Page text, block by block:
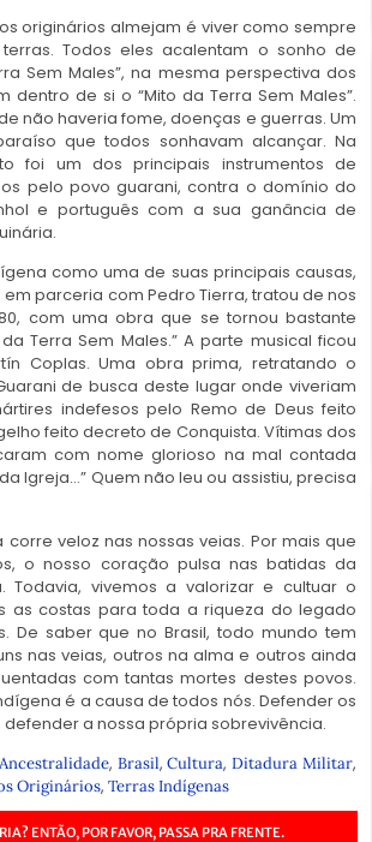
originários almejam é viver como sempre
Todos eles acalentam o sonho de
Sem Males”, na mesma perspectiva dos
dentro de si o “Mito da Terra Sem Males”.
não haveria fome, doenças e guerras. Um
que todos sonhavam alcançar. Na
foi um dos principais instrumentos de
pelo povo guarani, contra o domínio do
e português com a sua ganância de
como uma de suas principais causas,
parceria com Pedro Tierra, tratou de nos
com uma obra que se tornou bastante
Terra Sem Males.” A parte musical ficou
Coplas. Uma obra prima, retratando o
de busca deste lugar onde viveriam
indefesos pelo Remo de Deus feito
feito decreto de Conquista. Vítimas dos
com nome glorioso na mal contada
Igreja…” Quem não leu ou assistiu, precisa
veloz nas nossas veias. Por mais que
o nosso coração pulsa nas batidas da
Todavia, vivemos a valorizar e cultuar o
as costas para toda a riqueza do legado
De saber que no Brasil, todo mundo tem
nas veias, outros na alma e outros ainda
com tantas mortes destes povos.
é a causa de todos nós. Defender os
a nossa própria sobrevivência.
Ancestralidade, Brasil,Cultura,Ditadura Militar,
Originários, Terras Indígenas
ENTÃO, POR FAVOR, PASSA PRA FRENTE.